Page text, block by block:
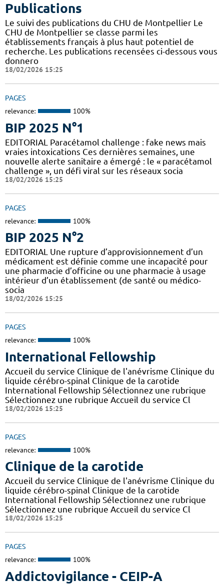
Publications
Le suivi des publications du CHU de Montpellier Le
CHU de Montpellier se classe parmi les
établissements français à plus haut potentiel de
recherche. Les publications recensées ci-dessous vous
donnero
18/02/2026 15:25
PAGES
relevance: 100%
BIP 2025 N°1
EDITORIAL Paracétamol challenge : fake news mais
vraies intoxications Ces dernières semaines, une
nouvelle alerte sanitaire a émergé : le « paracétamol
challenge », un défi viral sur les réseaux socia
18/02/2026 15:25
PAGES
relevance: 100%
BIP 2025 N°2
EDITORIAL Une rupture d’approvisionnement d’un
médicament est définie comme une incapacité pour
une pharmacie d’officine ou une pharmacie à usage
intérieur d’un établissement (de santé ou médico-
socia
18/02/2026 15:25
PAGES
relevance: 100%
International Fellowship
Accueil du service Clinique de l'anévrisme Clinique du
liquide cérébro-spinal Clinique de la carotide
International Fellowship Sélectionnez une rubrique
Sélectionnez une rubrique Accueil du service Cl
18/02/2026 15:25
PAGES
relevance: 100%
Clinique de la carotide
Accueil du service Clinique de l'anévrisme Clinique du
liquide cérébro-spinal Clinique de la carotide
International Fellowship Sélectionnez une rubrique
Sélectionnez une rubrique Accueil du service Cl
18/02/2026 15:25
PAGES
relevance: 100%
Addictovigilance - CEIP-A